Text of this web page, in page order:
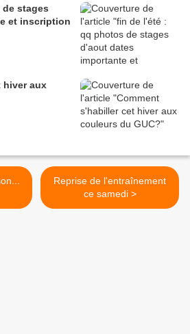
stages
et inscription
hiver aux
Reprise de l'entraînement
ce samedi >